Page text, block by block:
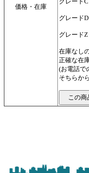
価格・在庫
グレード
グレード
在庫なし
正確な在
(お電話で
そちらか